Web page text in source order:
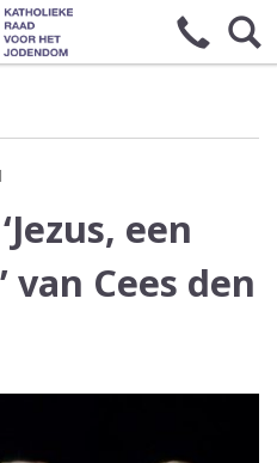
een
van Cees den